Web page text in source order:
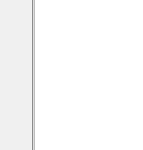
久
大
久